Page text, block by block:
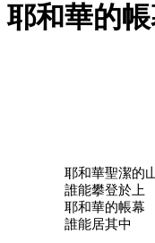
耶和華的
耶和華聖潔的
誰能攀登於上
耶和華的帳幕
誰能居其中